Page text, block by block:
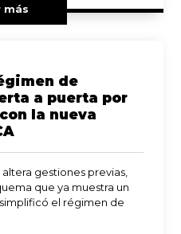
más
de
a puerta por
la nueva
gestiones previas,
que ya muestra un
el régimen de